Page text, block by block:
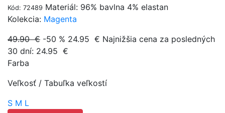
Kód: 72489 Materiál: 96% bavlna 4% elastan
Kolekcia: Magenta
49.90 € -50 % 24.95 € Najnižšia cena za posledných
30 dní: 24.95 €
Farba
Veľkosť / Tabuľka veľkostí
S M L